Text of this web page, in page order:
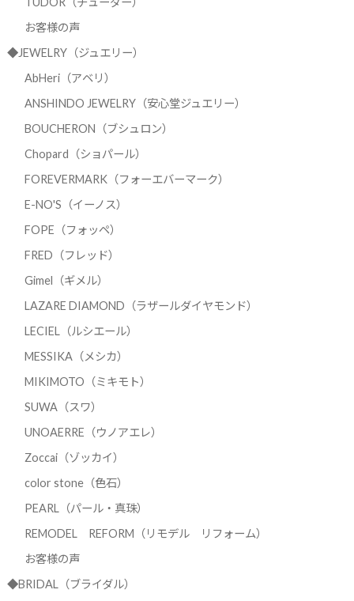
お客様の声
◆JEWELRY（ジュエリー）
AbHeri（アベリ）
ANSHINDO JEWELRY（安心堂ジュエリー）
BOUCHERON（ブシュロン）
Chopard（ショパール）
FOREVERMARK（フォーエバーマーク）
E-NO'S（イーノス）
FOPE（フォッペ）
FRED（フレッド）
Gimel（ギメル）
LAZARE DIAMOND（ラザールダイヤモンド）
LECIEL（ルシエール）
MESSIKA（メシカ）
MIKIMOTO（ミキモト）
SUWA（スワ）
UNOAERRE（ウノアエレ）
Zoccai（ゾッカイ）
color stone（色石）
PEARL（パール・真珠）
REMODEL REFORM（リモデル リフォーム）
お客様の声
◆BRIDAL（ブライダル）